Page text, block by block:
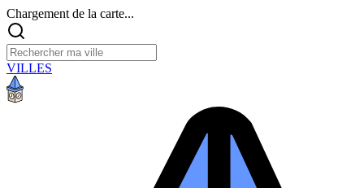
Chargement de la carte...
VILLES